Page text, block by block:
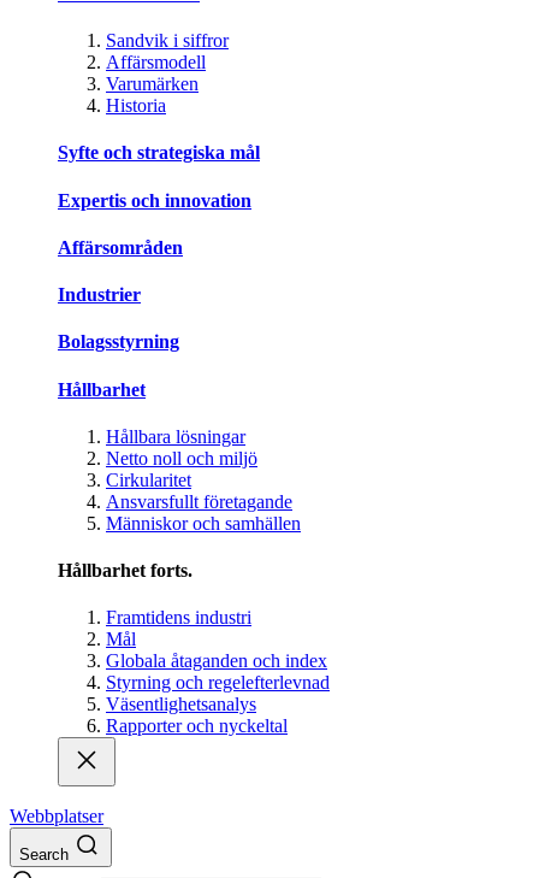
Sandvik i siffror
Affärsmodell
Varumärken
Historia
Syfte och strategiska mål
Expertis och innovation
Affärsområden
Industrier
Bolagsstyrning
Hållbarhet
Hållbara lösningar
Netto noll och miljö
Cirkularitet
Ansvarsfullt företagande
Människor och samhällen
Hållbarhet forts.
Framtidens industri
Mål
Globala åtaganden och index
Styrning och regelefterlevnad
Väsentlighetsanalys
Rapporter och nyckeltal
Webbplatser
Search